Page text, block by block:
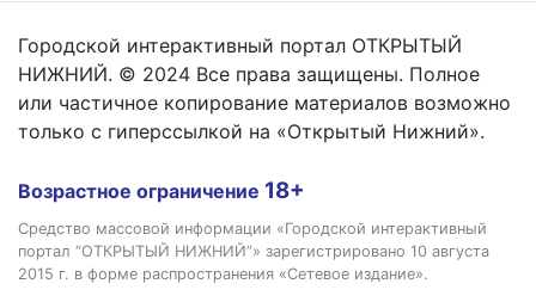
Городской интерактивный портал ОТКРЫТЫЙ
НИЖНИЙ. © 2024 Все права защищены. Полное
или частичное копирование материалов возможно
только с гиперссылкой на «Открытый Нижний».
Возрастное ограничение 18+
Средство массовой информации «Городской интерактивный
портал “ОТКРЫТЫЙ НИЖНИЙ”» зарегистрировано 10 августа
2015 г. в форме распространения «Сетевое издание».